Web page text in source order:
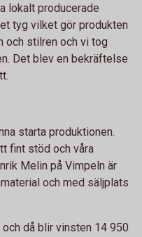
lokalt producerade
tyg vilket gör produkten
och stilren och vi tog
Det blev en bekräftelse
starta produktionen.
fint stöd och våra
Melin på Vimpeln är
och med säljplats
då blir vinsten 14 950